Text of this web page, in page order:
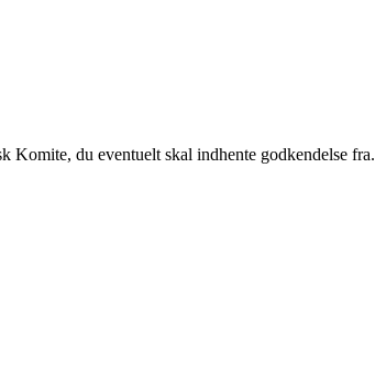
Komite, du eventuelt skal indhente godkendelse fra.